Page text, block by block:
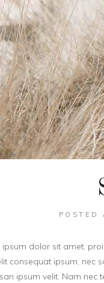
POSTED
ipsum dolor sit amet,
consequat ipsum, nec
ipsum velit. Nam